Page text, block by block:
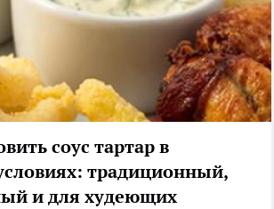
соус тартар в
традиционный,
и для худеющих